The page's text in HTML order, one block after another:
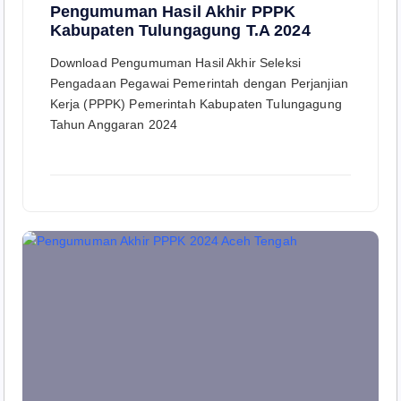
Pengumuman Hasil Akhir PPPK
Kabupaten Tulungagung T.A 2024
Download Pengumuman Hasil Akhir Seleksi
Pengadaan Pegawai Pemerintah dengan Perjanjian
Kerja (PPPK) Pemerintah Kabupaten Tulungagung
Tahun Anggaran 2024